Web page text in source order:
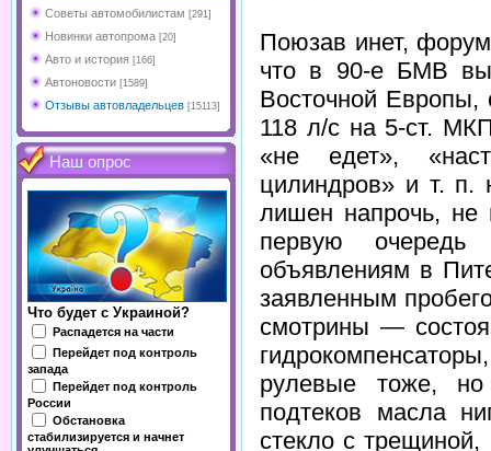
Советы автомобилистам [291]
Новинки автопрома [20]
Авто и история [166]
Автоновости [1589]
Отзывы автовладельцев [15113]
Наш опрос
Что будет с Украиной?
Распадется на части
Перейдет под контроль
запада
Перейдет под контроль
России
Обстановка
стабилизируется и начнет
Поюзав инет,
что в 90-е БМВ
Восточной
118 л/с на 5-ст.
«не едет»,
цилиндров» и т. п.
лишен напрочь, не
первую очередь
объявлениям в
заявленным
смотрины —
рулевые тоже,
подтеков масла
стекло с